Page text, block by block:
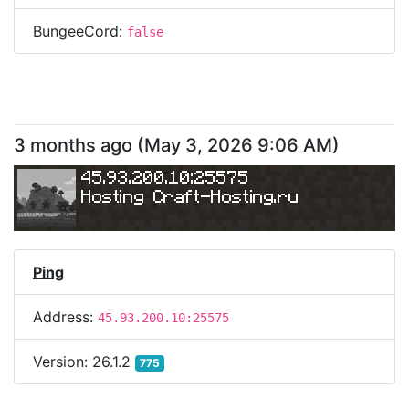
BungeeCord: false
3 months ago (May 3, 2026 9:06 AM)
45.93.200.10:25575
Hosting Craft-Hosting.ru
Ping
Address: 45.93.200.10:25575
Version: 26.1.2 775